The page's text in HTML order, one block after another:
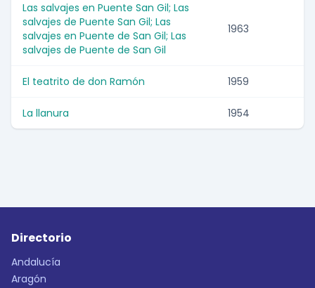
Las salvajes en Puente San Gil; Las
salvajes de Puente San Gil; Las
salvajes en Puente de San Gil; Las
salvajes de Puente de San Gil
1963
El teatrito de don Ramón 1959
La llanura 1954
Directorio
Andalucía
Aragón